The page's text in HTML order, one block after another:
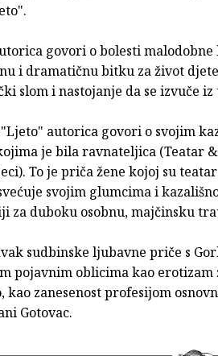
govori o bolesti
i dramatičnu bitku za život
slom i nastojanje da se izvuče iz
autorica govori o svojim
je bila ravnateljica (Teatar
To je priča žene kojoj su
svojim glumcima i
za duboku osobnu, majčinsku
sudbinske ljubavne priče s
pojavnim oblicima kao erotizam
kao zanesenost profesijom
Gotovac.